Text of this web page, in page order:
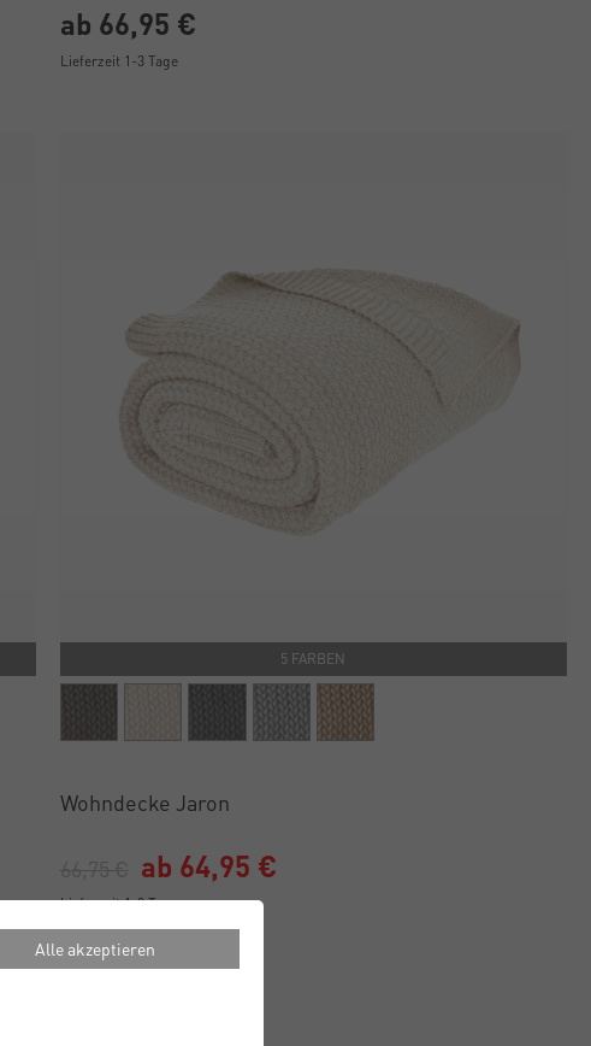
ab 66,95 €
Lieferzeit 1-3 Tage
5 FARBEN
Wohndecke Jaron
ab 64,95 €
Lieferzeit 1-3 Tage
Alle akzeptieren